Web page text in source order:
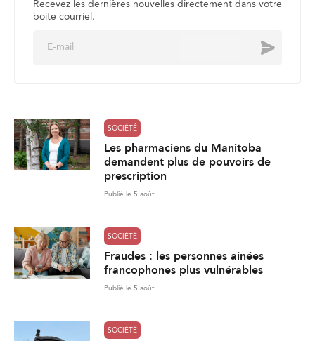
Recevez les dernières nouvelles directement dans votre
boite courriel.
Envoyer
SOCIÉTÉ
Les pharmaciens du Manitoba
demandent plus de pouvoirs de
prescription
Publié le 5 août
SOCIÉTÉ
Fraudes : les personnes ainées
francophones plus vulnérables
Publié le 5 août
SOCIÉTÉ